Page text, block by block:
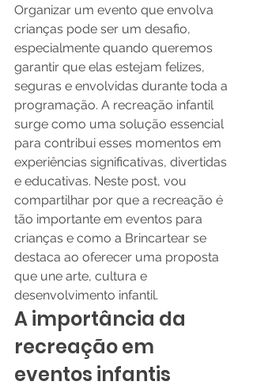
Organizar um evento que envolva
crianças pode ser um desafio,
especialmente quando queremos
garantir que elas estejam felizes,
seguras e envolvidas durante toda a
programação. A recreação infantil
surge como uma solução essencial
para contribui esses momentos em
experiências significativas, divertidas
e educativas. Neste post, vou
compartilhar por que a recreação é
tão importante em eventos para
crianças e como a Brincartear se
destaca ao oferecer uma proposta
que une arte, cultura e
desenvolvimento infantil.
A importância da
recreação em
eventos infantis